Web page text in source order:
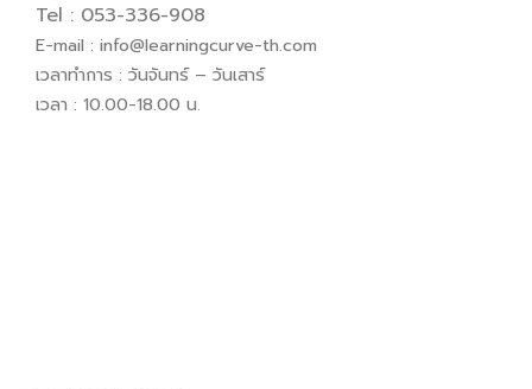
Tel : 053-336-908
E-mail : info@learningcurve-th.com
เวลาทำการ : วันจันทร์ – วันเสาร์
เวลา : 10.00-18.00 น.